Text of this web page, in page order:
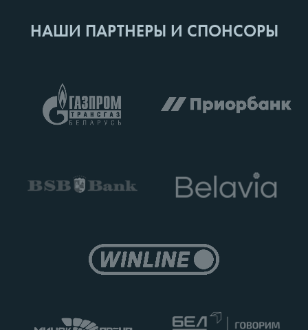
НАШИ ПАРТНЕРЫ И СПОНСОРЫ